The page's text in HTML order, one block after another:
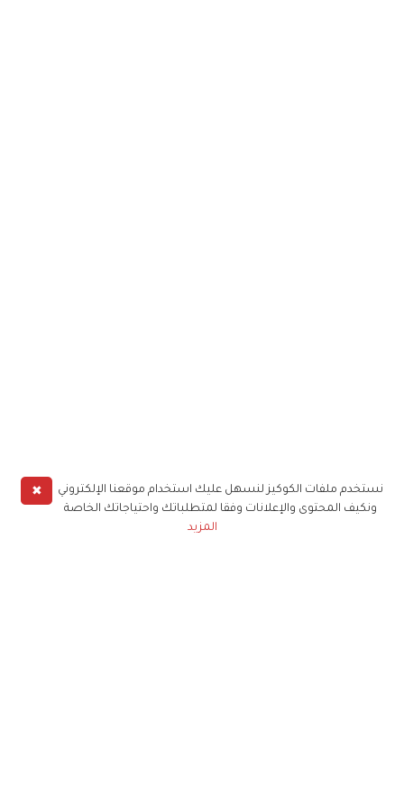
✖
نستخدم ملفات الكوكيز لنسهل عليك استخدام موقعنا الإلكتروني
ونكيف المحتوى والإعلانات وفقا لمتطلباتك واحتياجاتك الخاصة
المزيد